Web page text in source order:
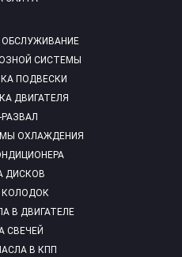
ОБСЛУЖИВАНИЕ
СИСТЕМЫ
ПОДВЕСКИ
ДВИГАТЕЛЯ
ОХЛАЖДЕНИЯ
ДИСКОВ
КОЛОДОК
В ДВИГАТЕЛЕ
СВЕЧЕЙ
В КПП